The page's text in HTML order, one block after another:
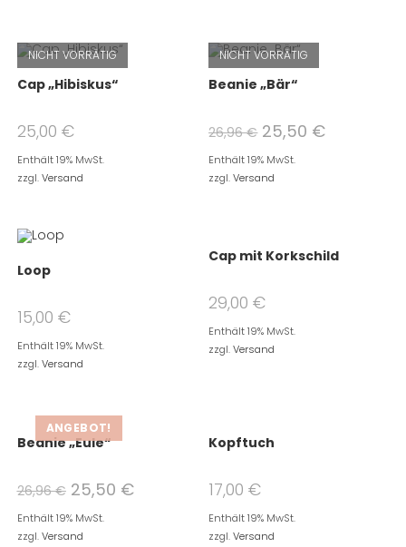
NICHT VORRÄTIG
Cap „Hibiskus“
25,00 €
Enthält 19% MwSt.
zzgl.Versand
NICHT VORRÄTIG
Beanie „Bär“
26,96€ 25,50 €
Enthält 19% MwSt.
zzgl.Versand
Loop
15,00 €
Enthält 19% MwSt.
zzgl.Versand
Cap mit Korkschild
29,00€
Enthält 19% MwSt.
zzgl.Versand
ANGEBOT!
Beanie „Eule“
26,96€ 25,50 €
Enthält 19% MwSt.
zzgl.Versand
Kopftuch
17,00€
Enthält 19% MwSt.
zzgl.Versand